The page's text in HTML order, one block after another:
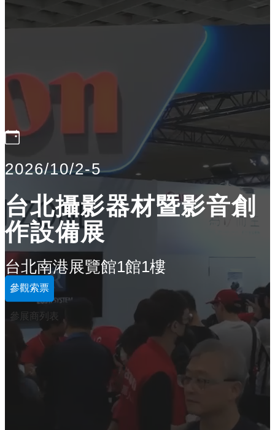
2026/10/2-5
台北攝影器材暨影音創
作設備展
台北南港展覽館1館1樓
參觀索票
參展商列表